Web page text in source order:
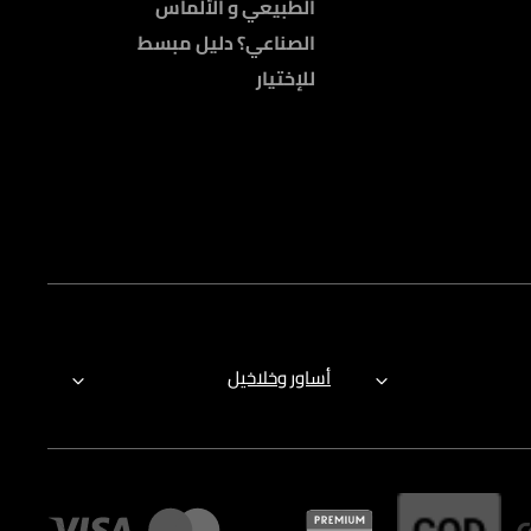
الطبيعي و الألماس
الصناعي؟ دليل مبسط
للإختيار
أساور وخلاخيل